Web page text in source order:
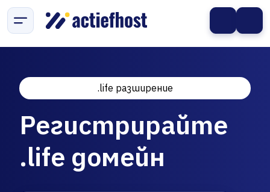
.life разширение
Регистрирайте
.life домейн